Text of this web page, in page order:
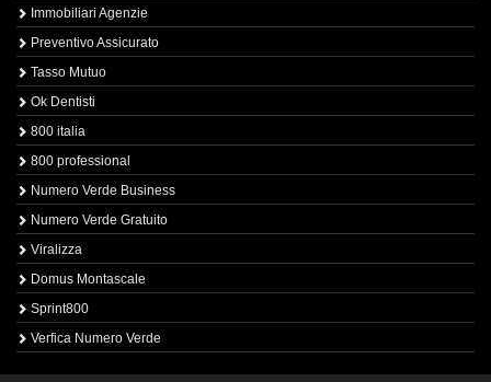
Immobiliari Agenzie
Preventivo Assicurato
Tasso Mutuo
Ok Dentisti
800 italia
800 professional
Numero Verde Business
Numero Verde Gratuito
Viralizza
Domus Montascale
Sprint800
Verfica Numero Verde